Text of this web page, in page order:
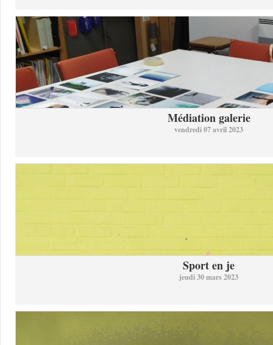
Médiation galerie
vendredi 07 avril 2023
Sport en je
jeudi 30 mars 2023